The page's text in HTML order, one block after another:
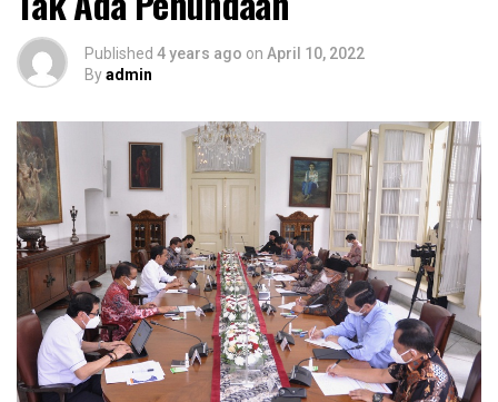
Published 4 years ago on April 10, 2022
Byadmin